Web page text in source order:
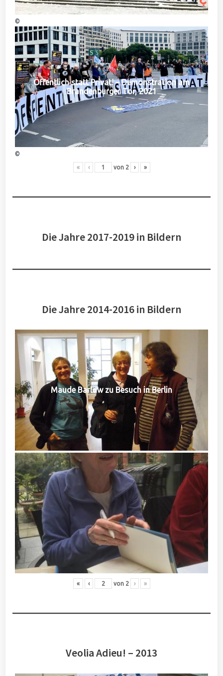
©
Öffentlich statt Privat! – Demonstration am
Brandenburger Tor, 2021
©
« ‹ von 2 › »
Die Jahre 2017-2019 in Bildern
Die Jahre 2014-2016 in Bildern
Maude Barlow zu Besuch in Berlin
« ‹ von 2 › »
Veolia Adieu! – 2013